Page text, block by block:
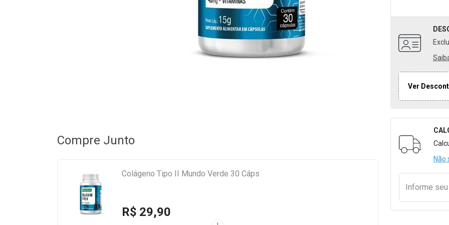
Ver
Não
Informe seu
Compre Junto
Colágeno Tipo II Mundo Verde 30 Cáps
R$ 29,90